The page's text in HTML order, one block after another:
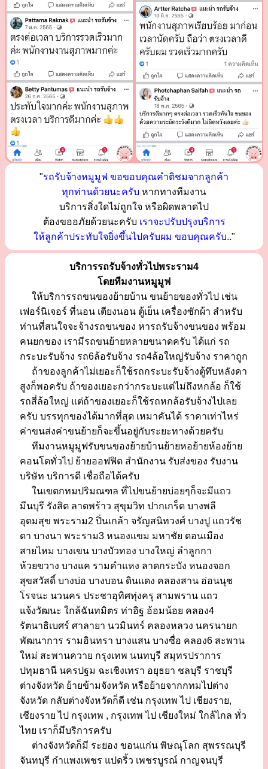
"รถรับจ้างหมูมูฟ ขอขอบคุณคำติชมจากลูกค้า
ทุกท่านด้วยนะครับ หากทางทีมงาน
บริการสิ่งใดไม่ถูกใจ หรือผิดพลาดไป
ต้องขออภัยด้วยนะครับ เราจะปรับปรุงบริการ
ให้ลูกค้าประทับใจยิ่งขึ้นไปครับผม ขอบคุณครับ.."
บริการรถรับจ้างทั่วไปพระราม4
โดยทีมงานหมูมูฟ
ให้บริการรถขนของย้ายบ้าน ขนย้ายของทั่วไป เช่น
เฟอร์นิเจอร์ ที่นอน เตียงนอน ตู้เย็น เครื่องซักผ้า สำหรับ
ท่านที่สนใจจะจ้างรถขนของ หารถรับจ้างขนของ พร้อม
คนยกของ เรามีรถขนย้ายหลายขนาดครับ ได้แก่ รถ
กระบะรับจ้าง รถ6ล้อรับจ้าง รถ4ล้อใหญ่รับจ้าง ราคาถูก
ถ้าของลูกค้าไม่เยอะก็ใช้รถกระบะรับจ้างตู้ทึบหลังคา
สูงก็พอครับ ถ้าของเยอะกว่ากระบะแต่ไม่ถึงหกล้อ ก็ใช้
รถสี่ล้อใหญ่ แต่ถ้าของเยอะก็ใช้รถหกล้อรับจ้างไปเลย
ครับ บรรทุกของได้มากที่สุด เหมาคันได้ ราคาเท่าไหร่
ค่าขนส่งค่าขนย้ายก็จะขึ้นอยู่กับระยะทางด้วยครับ
ทีมงานหมูมูฟรับขนของย้ายบ้านย้ายหอย้ายห้องย้าย
คอนโดทั่วไป ย้ายออฟฟิต สำนักงาน รับส่งของ รับงาน
บริษัท บริการดี เชื่อถือได้ครับ
ในเขตกทมปริมณฑล ที่ไปขนย้ายบ่อยๆก็จะมีแถว
มีนบุรี รังสิต ลาดพร้าว สุขุมวิท ปากเกร็ด บางพลี
อุดมสุข พระราม2 ปิ่นเกล้า จรัญสนิทวงศ์ บางปู แถวรัช
ดา บางนา พระราม3 หนองแขม มหาชัย ดอนเมือง
สายไหม บางเขน บางบัวทอง บางใหญ่ ลำลูกกา
ห้วยขวาง บางแค รามคำแหง ลาดกระบัง หนองจอก
สุขสวัสดิ์ บางบ่อ บางบอน ดินแดง คลองสาน อ่อนนุช
โรจนะ นวนคร ประชาอุทิศทุ่งครุ สามพราน แถว
แจ้งวัฒนะ ใกล้ฉันทมิตร ท่าอิฐ อ้อมน้อย คลอง4
รัตนาธิเบศร์ ศาลายา นวมินทร์ คลองหลวง นครนายก
พัฒนาการ รามอินทรา บางแสน บางซื่อ คลอง6 สะพาน
ใหม่ สะพานควาย กรุงเทพ นนทบุรี สมุทรปราการ
ปทุมธานี นครปฐม ฉะเชิงเทรา อยุธยา ชลบุรี ราชบุรี
ต่างจังหวัด ย้ายข้ามจังหวัด หรือย้ายจากกทมไปต่าง
จังหวัด กลับต่างจังหวัดก็ดี เช่น กรุงเทพ ไป เชียงราย,
เชียงราย ไป กรุงเทพ , กรุงเทพ ไป เชียงใหม่ ใกล้ไกล ทั่ว
ไทย เราก็มีบริการครับ
ต่างจังหวัดก็มี ระยอง ขอนแก่น พิษณุโลก สุพรรณบุรี
จันทบุรี กำแพงเพชร แปดริ้ว เพชรบูรณ์ กาญจนบุรี